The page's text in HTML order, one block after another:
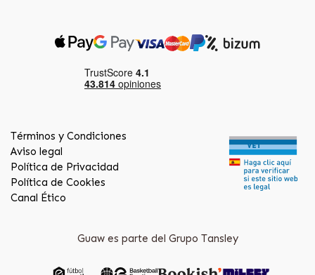
Términos y Condiciones
Aviso legal
Política de Privacidad
Política de Cookies
Canal Ético
Guaw es parte del Grupo Tansley